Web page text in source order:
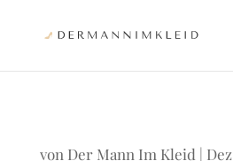
von Der Mann Im Kleid |